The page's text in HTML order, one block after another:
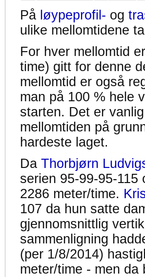
På løypeprofil- og
ulike mellomtidene
For hver mellomtid
time) gitt for denne
mellomtid er også
man på 100 % hele
starten. Det er
mellomtiden på
hardeste laget.
Da Thorbjørn
serien 95-99-95-
2286 meter/time.
107 da hun satte
gjennomsnittlig
sammenligning
(per 1/8/2014)
meter/time - men